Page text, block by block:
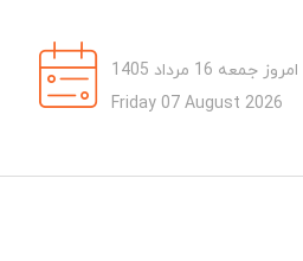
امروز جمعه 16 مرداد 1405
Friday 07 August 2026